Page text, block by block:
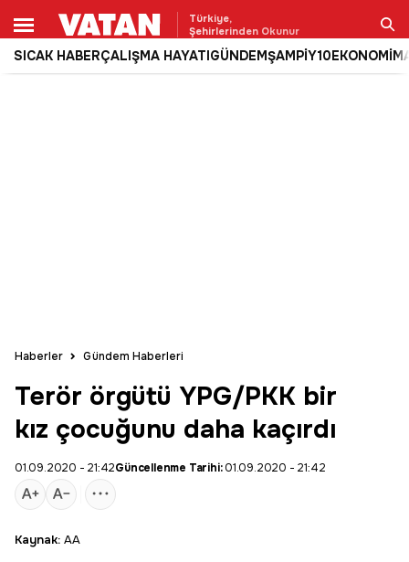
Türkiye,
Şehirlerinden Okunur
SICAK HABERÇALIŞMA HAYATIGÜNDEMŞAMPİY10EKONOMİ
Ara
Haberler Gündem Haberleri
Terör örgütü YPG/PKK bir
kız çocuğunu daha kaçırdı
01.09.2020 - 21:42Güncellenme Tarihi:01.09.2020 - 21:42
Kaynak: AA